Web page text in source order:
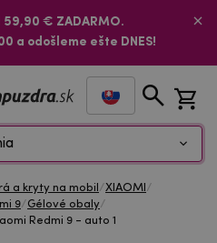
€ ZADARMO.
a odošleme ešte DNES!
a kryty na mobil /XIAOMI /
9/Gélové obaly/
Redmi 9 - auto 1